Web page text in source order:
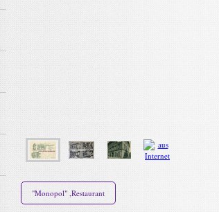
"Monopol" ,Restaurant